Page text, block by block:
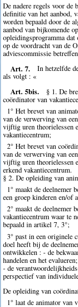
De nadere regels voor
definitie van het aanbod,
worden bepaald door de
aanbod van bijkomende
opleidingsprogramma
op de voordracht van de
adviescommissie
Art. 7.
In hetzelfde
als volgt : «
Art. 5bis.
§ 1. De
coördinator van
1° Het brevet van
van de verwerving van
vijftig uren theorielessen
vakantiecentrum;
2° Het brevet van
van de verwerving van
vijftig uren theorielessen
erkend vakantiecentrum.
§ 2. De opleiding van
1° maakt de deelnemer
een groep kinderen en/of
2° maakt de deelnemer
vakantiecentrum waar te
bepaald in artikel 7, 3°;
3° past in een originele
doel heeft bij de
ontwikkelen : - de
handelen en het evalueren;
- de
perspectief van
De opleiding van
1° laat de animator van